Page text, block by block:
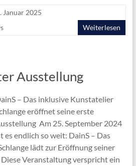
Januar 2025
Weiterlesen
Ausstellung
– Das inklusive Kunstatelier
eröffnet seine erste
Am 25. September 2024
es endlich so weit: DainS – Das
lädt zur Eröffnung seiner
Veranstaltung verspricht ein